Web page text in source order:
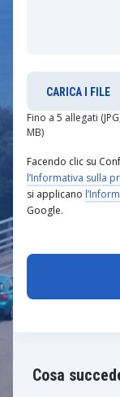
Cosa
CARICA I FILE
Fino a 5 allegati
MB)
Facendo clic su
l’Informativa sulla
si applicano
Google.